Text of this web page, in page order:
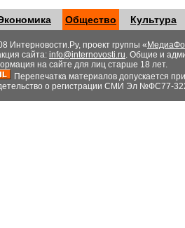
Общество Культура
Интерновости.Ру, проект группы «
сайта: info@internovosti.ru. Общие и
на сайте для лиц старше 18 лет.
Перепечатка материалов допускается
о регистрации СМИ Эл №ФС77-